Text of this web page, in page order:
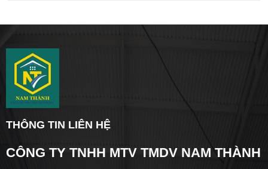
THÔNG TIN LIÊN HỆ
CÔNG TY TNHH MTV TMDV NAM THÀNH